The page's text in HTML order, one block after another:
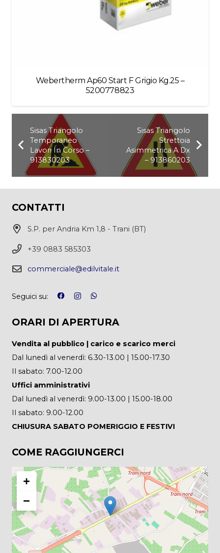
Webertherm Ap60 Start F Grigio Kg.25 –
5200778823
Sisas Triangolo
Temporaneo
Lavori In Corso –
913830203
Sisas Triangolo
Strettoia
Asimmetrica A Dx
– 913860203
CONTATTI
S.P. per Andria Km 1,8 - Trani (BT)
+39 0883 585303
commerciale@edilvitale.it
Seguici su:
ORARI DI APERTURA
Vendita al pubblico | carico e scarico merci
Dal lunedì al venerdì: 6.30-13.00 | 15.00-17.30
Il sabato: 7.00-12.00
Uffici amministrativi
Dal lunedì al venerdì: 9.00-13.00 | 15.00-18.00
Il sabato: 9.00-12.00
CHIUSURA SABATO POMERIGGIO E FESTIVI
COME RAGGIUNGERCI
+
−